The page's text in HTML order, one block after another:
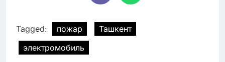
Tagged: пожар
Ташкент
электромобиль